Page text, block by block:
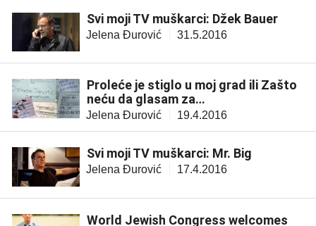
Svi moji TV muškarci: Džek Bauer
Jelena Đurović 31.5.2016
Proleće je stiglo u moj grad ili Zašto
neću da glasam za…
Jelena Đurović 19.4.2016
Svi moji TV muškarci: Mr. Big
Jelena Đurović 17.4.2016
World Jewish Congress welcomes